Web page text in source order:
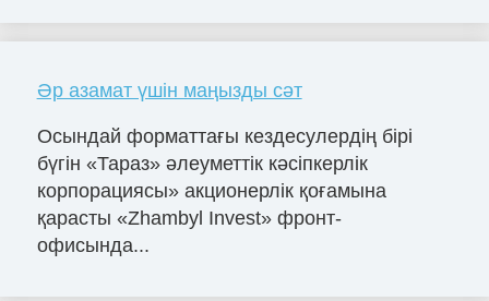
Әр азамат үшін маңызды сәт
Осындай форматтағы кездесулердің бірі
бүгін «Тараз» әлеуметтік кәсіпкерлік
корпорациясы» акционерлік қоғамына
қарасты «Zhambyl Invest» фронт-
офисында...